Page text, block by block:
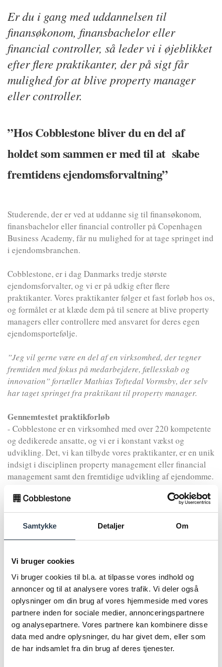
Samtykke Detaljer Om
Vi bruger cookies
Vi bruger cookies til bl.a. at tilpasse vores indhold og
annoncer og til at analysere vores trafik. Vi deler også
oplysninger om din brug af vores hjemmeside med vores
partnere inden for sociale medier, annonceringspartnere
og analysepartnere. Vores partnere kan kombinere disse
data med andre oplysninger, du har givet dem, eller som
de har indsamlet fra din brug af deres tjenester.
Er du i gang med uddannelsen til
finansøkonom, finansbachelor eller
financial controller, så leder vi i øjeblikket
efter flere praktikanter, der på sigt får
mulighed for at blive property manager
eller controller.
”Hos Cobblestone bliver du en del af
holdet som sammen er med til at skabe
fremtidens ejendomsforvaltning”
Studerende, der er ved at uddanne sig til finansøkonom,
finansbachelor eller financial controller på Copenhagen
Business Academy, får nu mulighed for at tage springet ind
i ejendomsbranchen.
Cobblestone, er i dag Danmarks tredje største
ejendomsforvalter, og vi er på udkig efter flere
praktikanter. Vores praktikanter følger et fast forløb hos os,
og formålet er at klæde dem på til senere at blive property
managers eller controllere med ansvaret for deres egen
ejendomsportefølje.
”Jeg vil gerne være en del af en virksomhed, der tegner
fremtiden med fokus på medarbejdere, fællesskab og
innovation” fortæller Mathias Toftedal Vormsby, der selv
har taget springet fra praktikant til property manager.
Gennemtestet praktikforløb
- Cobblestone er en virksomhed med over 220 kompetente
og dedikerede ansatte, og vi er i konstant vækst og
udvikling. Det, vi kan tilbyde vores praktikanter, er en unik
indsigt i disciplinen property management eller financial
management samt den fremtidige udvikling af ejendomme.
- Praktikanterne kommer ind i et tilrettelagt praktikforløb,
der giver en bred indsigt i de grundlæggende
kvalifikationer. Vi har fokus på at udvikle den enkelte,
del af fremtidens administration. Det bliver sjovt,
spændende og med stor variation i hverdagen, fortæller
vores Head of Property Management hos Cobblestone,
Eliza Sejer Lund.
Vi søger løbende praktikanter, så du kan altid søge til
næste optag her:https://cobblestone.dk/job
Bæredygtighed og innovation